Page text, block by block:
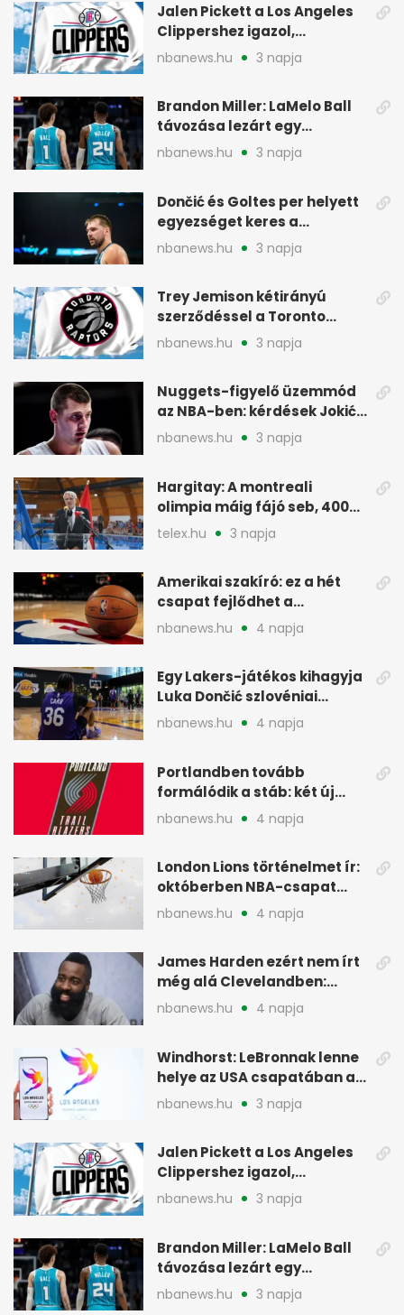
Jalen Pickett a Los Angeles
Clippershez igazol,
kétirányú szerződéssel
nbanews.hu 3 napja
Brandon Miller: LaMelo Ball
távozása lezárt egy
korszakot a Hornetsnél
nbanews.hu 3 napja
Dončić és Goltes per helyett
egyezséget keres a
gyerekügyben
nbanews.hu 3 napja
Trey Jemison kétirányú
szerződéssel a Toronto
Raptorshoz igazolt
nbanews.hu 3 napja
Nuggets-figyelő üzemmód
az NBA-ben: kérdések Jokić
jövőjéről
nbanews.hu 3 napja
Hargitay: A montreali
olimpia máig fájó seb, 400
vegyesen 4. lett
telex.hu 3 napja
Amerikai szakíró: ez a hét
csapat fejlődhet a
legtöbbet az NBA-ben
nbanews.hu 4 napja
Egy Lakers-játékos kihagyja
Luka Dončić szlovéniai
minicampjét
nbanews.hu 4 napja
Portlandben tovább
formálódik a stáb: két új
szakember a Blazersnél
nbanews.hu 4 napja
London Lions történelmet ír:
októberben NBA-csapat
ellen lép pályára
nbanews.hu 4 napja
James Harden ezért nem írt
még alá Clevelandben:
pénzügyi okok
nbanews.hu 4 napja
Windhorst: LeBronnak lenne
helye az USA csapatában a
2028-as olimpián
nbanews.hu 3 napja
Jalen Pickett a Los Angeles
Clippershez igazol,
kétirányú szerződéssel
nbanews.hu 3 napja
Brandon Miller: LaMelo Ball
távozása lezárt egy
korszakot a Hornetsnél
nbanews.hu 3 napja